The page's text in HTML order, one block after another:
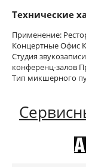
Технические
Применение:
Концертные Офис
Студия
конференц-залов
Тип микшерного